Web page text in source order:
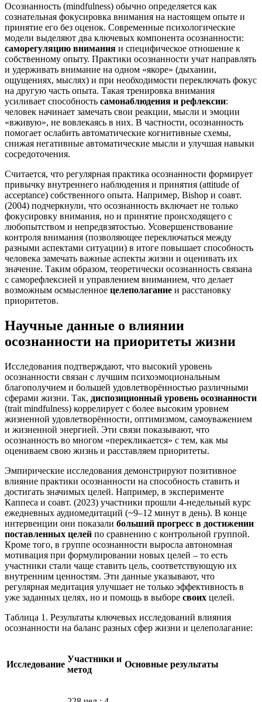
Осознанность (mindfulness) обычно определяется как
сознательная фокусировка внимания на настоящем опыте и
принятие его без оценок. Современные психологические
модели выделяют два ключевых компонента осознанности:
саморегуляцию внимания и специфическое отношение к
собственному опыту. Практики осознанности учат направлять
и удерживать внимание на одном «якоре» (дыхании,
ощущениях, мыслях) и при необходимости переключать фокус
на другую часть опыта. Такая тренировка внимания
усиливает способность самонаблюдения и рефлексии:
человек начинает замечать свои реакции, мысли и эмоции
«вживую», не вовлекаясь в них. В частности, осознанность
помогает ослабить автоматические когнитивные схемы,
снижая негативные автоматические мысли и улучшая навыки
сосредоточения.
Считается, что регулярная практика осознанности формирует
привычку внутреннего наблюдения и принятия (attitude of
acceptance) собственного опыта. Например, Bishop и соавт.
(2004) подчеркнули, что осознанность включает не только
фокусировку внимания, но и принятие происходящего с
любопытством и непредвзятостью. Усовершенствование
контроля внимания (позволяющее переключаться между
разными аспектами ситуации) в итоге повышает способность
человека замечать важные аспекты жизни и оценивать их
значение. Таким образом, теоретически осознанность связана
с саморефлексией и управлением вниманием, что делает
возможным осмысленное целеполагание и расстановку
приоритетов.
Научные данные о влиянии
осознанности на приоритеты жизни
Исследования подтверждают, что высокий уровень
осознанности связан с лучшим психоэмоциональным
благополучием и большей удовлетворённостью различными
сферами жизни. Так, диспозиционный уровень осознанности
(trait mindfulness) коррелирует с более высоким уровнем
жизненной удовлетворённости, оптимизмом, самоуважением
и жизненной энергией. Эти связи показывают, что
осознанность во многом «перекликается» с тем, как мы
оцениваем свою жизнь и расставляем приоритеты.
Эмпирические исследования демонстрируют позитивное
влияние практики осознанности на способность ставить и
достигать значимых целей. Например, в эксперименте
Каппеса и соавт. (2023) участники прошли 4‑недельный курс
ежедневных аудиомедитаций (~9–12 минут в день). В конце
интервенции они показали больший прогресс в достижении
поставленных целей по сравнению с контрольной группой.
Кроме того, в группе осознанности выросла автономная
мотивация при формулировании новых целей – то есть
участники стали чаще ставить цель, соответствующую их
внутренним ценностям. Эти данные указывают, что
регулярная медитация улучшает не только эффективность в
уже заданных целях, но и помощь в выборе своих целей.
Таблица 1. Результаты ключевых исследований влияния
осознанности на баланс разных сфер жизни и целеполагание:
Исследование
Участники и
метод
Основные результаты